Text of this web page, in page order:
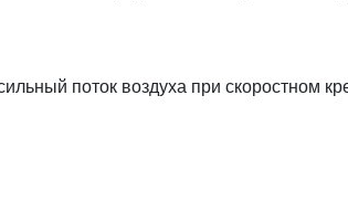
поток воздуха при скоростном